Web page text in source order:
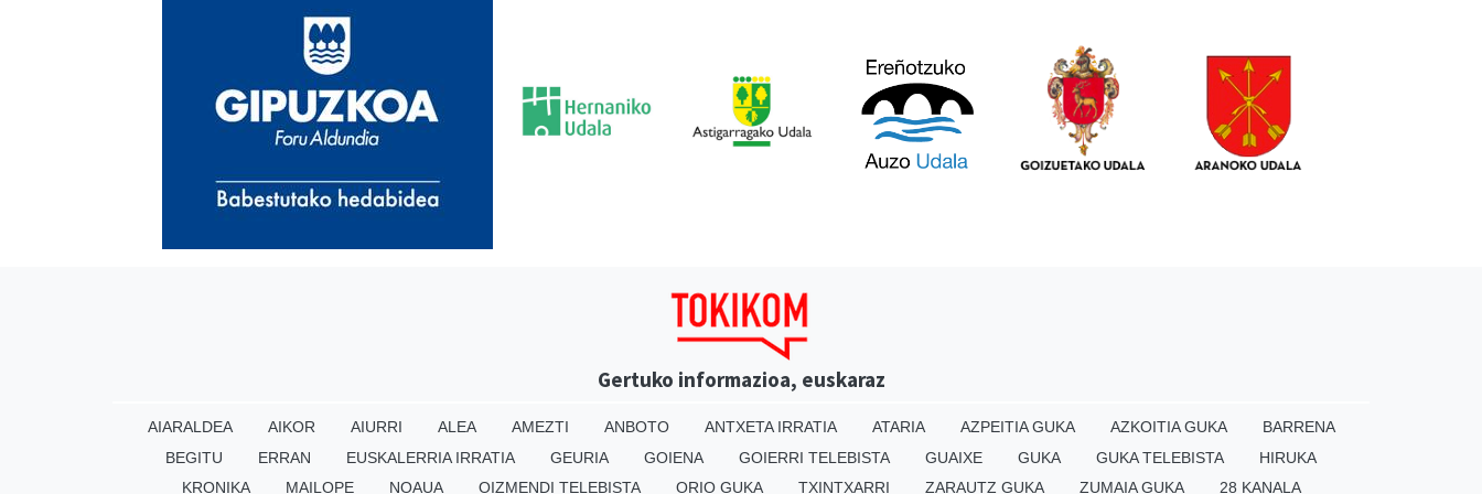
Gertuko informazioa, euskaraz
AIARALDEA AIKOR AIURRI ALEA AMEZTI ANBOTO ANTXETA IRRATIA ATARIA AZPEITIA GUKA AZKOITIA GUKA
BARRENA
BEGITU
ERRAN EUSKALERRIA IRRATIA GEURIA GOIENA GOIERRI TELEBISTA GUAIXE GUKA GUKA TELEBISTA
HIRUKA
KRONIKA
MAILOPE NOAUA OIZMENDI TELEBISTA ORIO GUKA TXINTXARRI ZARAUTZ GUKA ZUMAIA GUKA 28 KANALA